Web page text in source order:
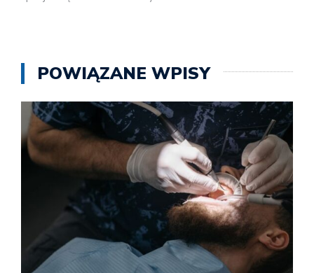
POWIĄZANE WPISY